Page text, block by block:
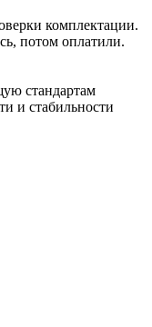
комплектации.
потом оплатили.
стандартам
и стабильности